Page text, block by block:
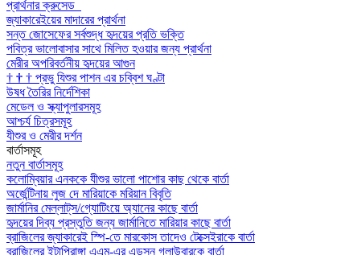
প্রার্থনার ক্রুসেড
জ্যাকারেইয়ের মাদারের প্রার্থনা
সন্ত জোসেফের সর্বশুদ্ধ হৃদয়ের প্রতি ভক্তি
পবিত্র ভালোবাসার সাথে মিলিত হওয়ার জন্য প্রার্থনা
মেরীর অপরিবর্তনীয় হৃদয়ের আগুন
† † † প্রভু যিশুর পাশন এর চব্বিশ ঘণ্টা
উষধ তৈরির নির্দেশিকা
মেডেল ও স্ক্যাপুলারসমূহ
আশ্চর্য চিত্রসমূহ
যীশুর ও মেরীর দর্শন
বার্তাসমূহ
নতুন বার্তাসমূহ
কলোম্বিয়ার এনককে যীশুর ভালো পাশোর কাছ থেকে বার্তা
অর্জেন্টিনায় লুজ দে মারিয়াকে মরিয়ান বিবৃতি
জার্মানির মেল্লাট্‌স/গ্যোটিংয়ে অ্যানের কাছে বার্তা
হৃদয়ের দিব্য প্রস্তুতি জন্য জার্মানিতে মারিয়ার কাছে বার্তা
ব্রাজিলের জ্যাকারেই স্পি-তে মারকোস তাদেও টেক্সেইরাকে বার্তা
ব্রাজিলের ইটাপিরাঙ্গা এএম-এর এডসন গ্লাউবারকে বার্তা